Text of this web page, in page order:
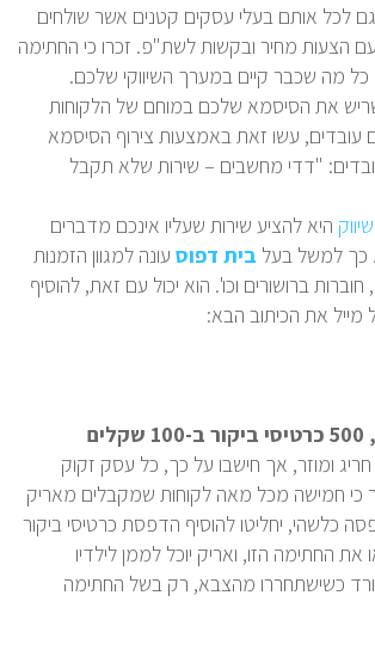
גם לכל אותם בעלי עסקים קטנים אשר שולחים
עם הצעות מחיר ובקשות לשת"פ. זכרו כי החתימה
כל מה שכבר קיים במערך השיווקי שלכם.
את הסיסמא שלכם במוחם של הלקוחות
עובדים, עשו זאת באמצעות צירוף הסיסמא
"דדי מחשבים – שירות שלא תקבל
שיווק היא להציע שירות שעליו אינכם מדברים
כך למשל בעל בית דפוס עונה למגוון הזמנות
ברושורים וכו'. הוא יכול עם זאת, להוסיף
את הכיתוב הבא:
ומוזר, אך חישבו על כך, כל עסק זקוק
כי חמישה מכל מאה לקוחות שמקבלים מאריק
כלשהי, יחליטו להוסיף הדפסת כרטיסי ביקור
החתימה הזו, ואריק יוכל לממן לילדיו
כשישתחררו מהצבא, רק בשל החתימה